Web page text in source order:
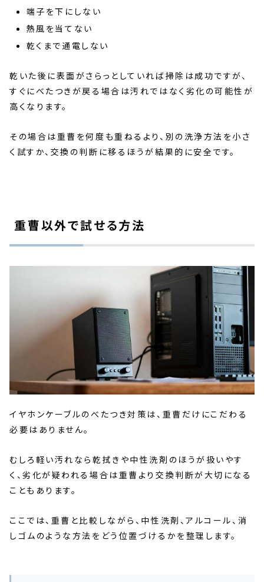
端子を下にしない
熱風を当てない
乾くまで通電しない
乾いた後に表面がさらっとしていれば掃除は成功ですが、
すぐにべたつきが戻る場合は汚れではなく劣化の可能性が
高くなります。
その場合は重曹を何度も重ねるより、別の洗浄方法を小さ
く試すか、交換の判断に移るほうが結果的に安全です。
重曹以外で試せる方法
イヤホンケーブルのべたつき対策は、重曹だけにこだわる
必要はありません。
むしろ軽い汚れなら乾拭きや中性洗剤のほうが扱いやす
く、劣化が疑われる場合は重曹より交換判断が大切になる
こともあります。
ここでは、重曹と比較しながら、中性洗剤、アルコール、消
しゴムのような方法をどう位置づけるかを整理します。